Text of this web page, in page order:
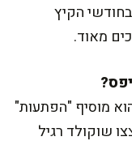
הקיץ
מאוד.
מוסיף "הפתעות"
שוקולד רגיל